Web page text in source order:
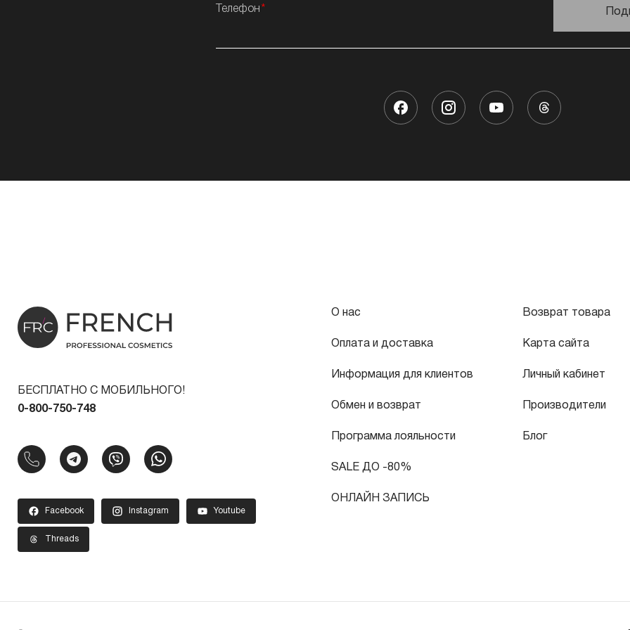
Телефон
БЕСПЛАТНО С МОБИЛЬНОГО!
0-800-750-748
Facebook Instagram Youtube
Threads
О нас
Оплата и доставка
Информация для клиентов
Обмен и возврат
Программа лояльности
SALE ДО -80%
ОНЛАЙН ЗАПИСЬ
Возврат товара
Карта сайта
Личный кабинет
Производители
Блог